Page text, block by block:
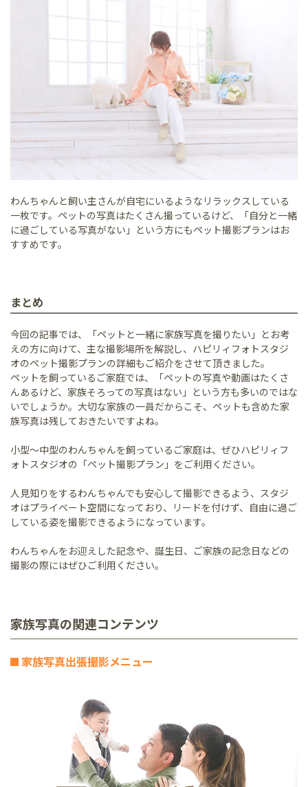
わんちゃんと飼い主さんが自宅にいるようなリラックスしている
一枚です。ペットの写真はたくさん撮っているけど、「自分と一緒
に過ごしている写真がない」という方にもペット撮影プランはお
すすめです。
まとめ
今回の記事では、「ペットと一緒に家族写真を撮りたい」とお考
えの方に向けて、主な撮影場所を解説し、ハピリィフォトスタジ
オのペット撮影プランの詳細もご紹介をさせて頂きました。
ペットを飼っているご家庭では、「ペットの写真や動画はたくさ
んあるけど、家族そろっての写真はない」という方も多いのではな
いでしょうか。大切な家族の一員だからこそ、ペットも含めた家
族写真は残しておきたいですよね。
小型～中型のわんちゃんを飼っているご家庭は、ぜひハピリィフ
ォトスタジオの「ペット撮影プラン」をご利用ください。
人見知りをするわんちゃんでも安心して撮影できるよう、スタジ
オはプライベート空間になっており、リードを付けず、自由に過ご
している姿を撮影できるようになっています。
わんちゃんをお迎えした記念や、誕生日、ご家族の記念日などの
撮影の際にはぜひご利用ください。
家族写真の関連コンテンツ
家族写真出張撮影メニュー